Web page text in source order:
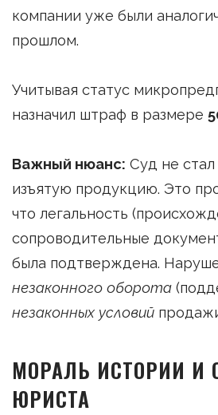
компании уже были
прошлом.
Учитывая статус
назначил штраф в размере
Важный нюанс: Суд не
изъятую продукцию. Это
что легальность
сопроводительные
была подтверждена.
незаконного оборота
незаконных условий
МОРАЛЬ ИСТОРИИ И
ЮРИСТА